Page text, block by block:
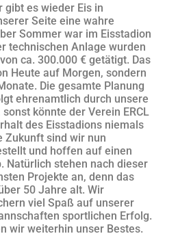
gibt es wieder Eis in
Seite eine wahre
Sommer war im Eisstadion
technischen Anlage wurden
ca. 300.000 € getätigt. Das
Heute auf Morgen, sondern
Die gesamte Planung
ehrenamtlich durch unsere
könnte der Verein ERCL
des Eisstadions niemals
Zukunft sind wir nun
und hoffen auf einen
Natürlich stehen nach dieser
Projekte an, denn das
50 Jahre alt. Wir
viel Spaß auf unserer
sportlichen Erfolg.
wir weiterhin unser Bestes.